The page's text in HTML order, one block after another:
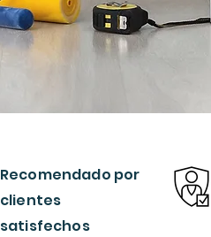
Recomendado por
clientes
satisfechos